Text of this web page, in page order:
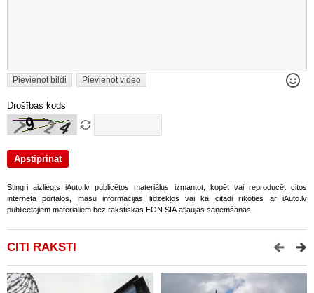
Pievienot bildi Pievienot video
Drošības kods
Stingri aizliegts iAuto.lv publicētos materiālus izmantot, kopēt vai reproducēt citos
interneta portālos, masu informācijas līdzekļos vai kā citādi rīkoties ar iAuto.lv
publicētajiem materiāliem bez rakstiskas EON SIA atļaujas saņemšanas.
CITI RAKSTI